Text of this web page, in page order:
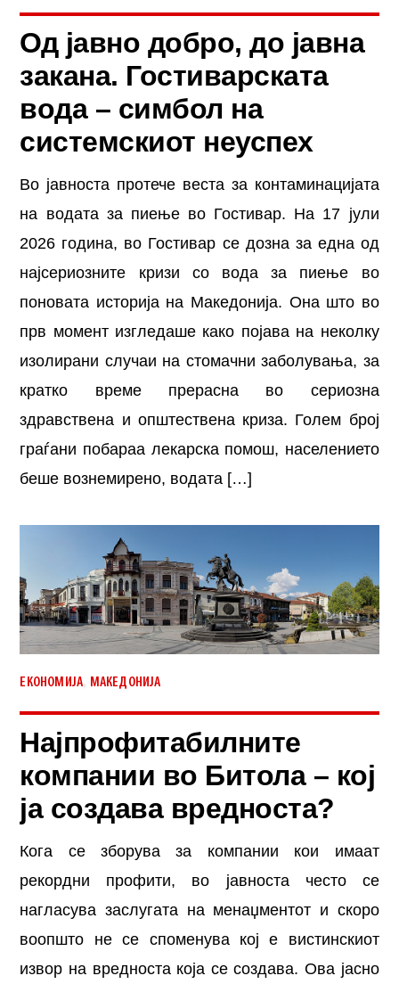
Од јавно добро, до јавна
закана. Гостиварската
вода – симбол на
системскиот неуспех
Во јавноста протече веста за контаминацијата
на водата за пиење во Гостивар. На 17 јули
2026 година, во Гостивар се дозна за една од
најсериозните кризи со вода за пиење во
поновата историја на Македонија. Она што во
прв момент изгледаше како појава на неколку
изолирани случаи на стомачни заболувања, за
кратко време прерасна во сериозна
здравствена и општествена криза. Голем број
граѓани побараа лекарска помош, населението
беше вознемирено, водата […]
ЕКОНОМИЈА МАКЕДОНИЈА
Најпрофитабилните
компании во Битола – кој
ја создава вредноста?
Кога се зборува за компании кои имаат
рекордни профити, во јавноста често се
нагласува заслугата на менаџментот и скоро
воопшто не се споменува кој е вистинскиот
извор на вредноста која се создава. Ова јасно